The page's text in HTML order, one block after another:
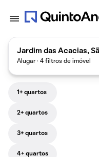
Jardim das Acacias,
Alugar · 4 filtros de imóvel
1+ quartos
2+ quartos
3+ quartos
4+ quartos